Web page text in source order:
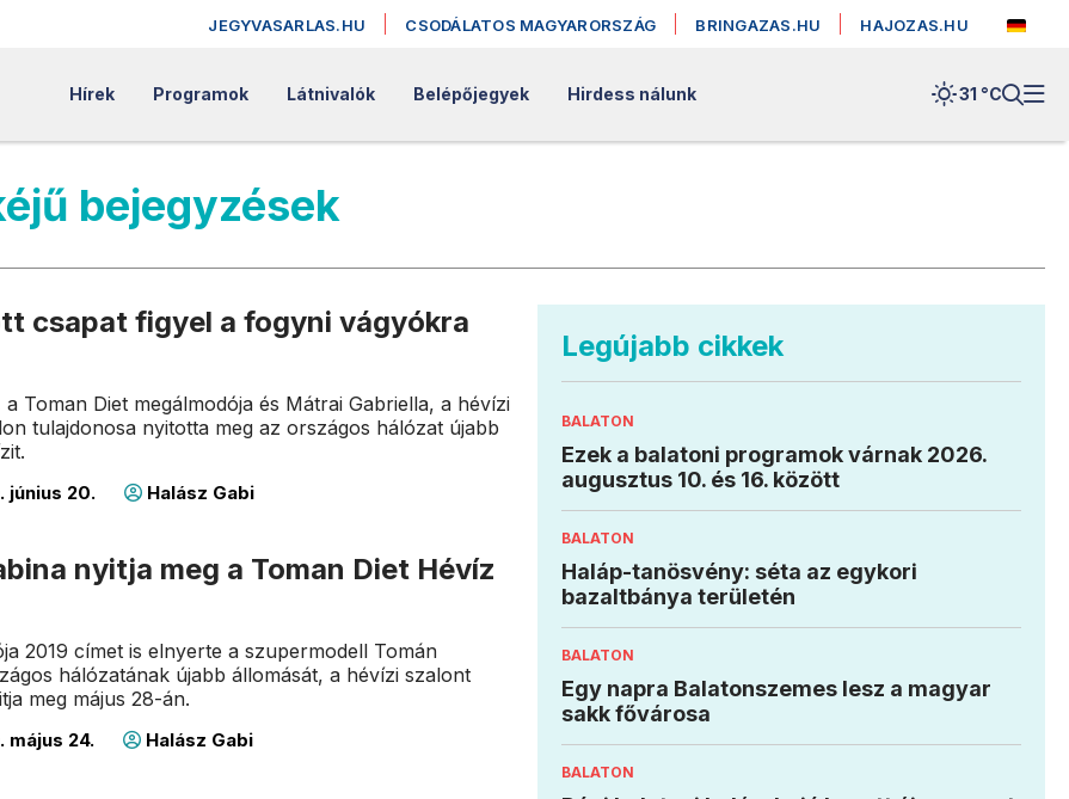
JEGYVASARLAS.HU CSODÁLATOS MAGYARORSZÁG BRINGAZAS.HU HAJOZAS.HU
Hírek Programok Látnivalók Belépőjegyek Hirdess nálunk 31 °C
bejegyzések
csapat figyel a fogyni vágyókra
Toman Diet megálmodója és Mátrai Gabriella, a hévízi
tulajdonosa nyitotta meg az országos hálózat újabb
június 20. Halász Gabi
nyitja meg a Toman Diet Hévíz
2019 címet is elnyerte a szupermodell Tomán
hálózatának újabb állomását, a hévízi szalont
meg május 28-án.
május 24. Halász Gabi
Legújabb cikkek
BALATON
Ezek a balatoni programok várnak 2026.
augusztus 10. és 16. között
BALATON
Haláp-tanösvény: séta az egykori
bazaltbánya területén
BALATON
Egy napra Balatonszemes lesz a magyar
sakk fővárosa
BALATON